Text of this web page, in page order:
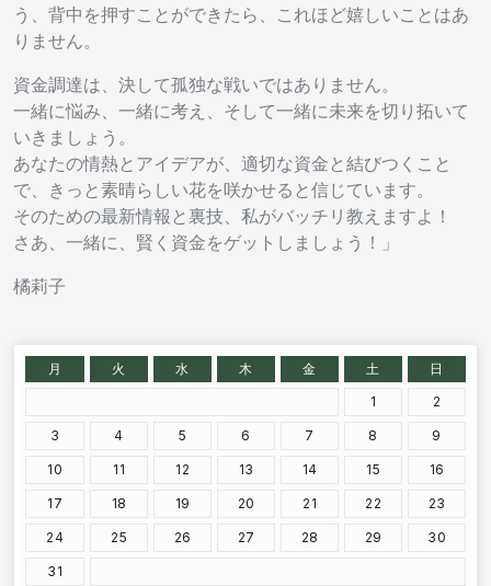
う、背中を押すことができたら、これほど嬉しいことはあ
りません。
資金調達は、決して孤独な戦いではありません。
一緒に悩み、一緒に考え、そして一緒に未来を切り拓いて
いきましょう。
あなたの情熱とアイデアが、適切な資金と結びつくこと
で、きっと素晴らしい花を咲かせると信じています。
そのための最新情報と裏技、私がバッチリ教えますよ！
さあ、一緒に、賢く資金をゲットしましょう！」
橘莉子
月 火 水 木 金 土
日
1
2
3 4 5 6 7 8 9
10 11 12 13 14 15 16
17 18 19 20 21 22 23
24 25 26 27 28 29 30
31